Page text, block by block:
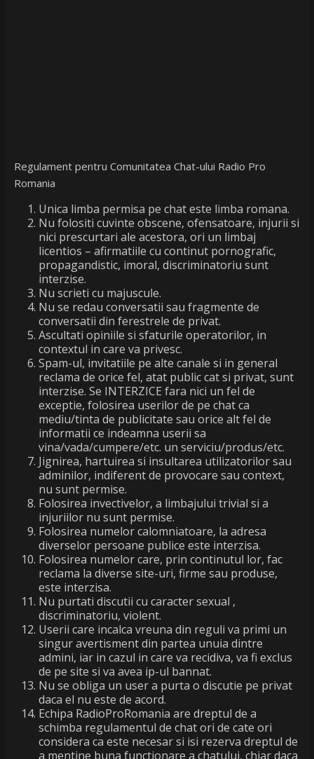
Regulament pentru Comunitatea Chat-ului Radio Pro
Romania
Unica limba permisa pe chat este limba romana.
Nu folositi cuvinte obscene, ofensatoare, injurii si
nici prescurtari ale acestora, ori un limbaj
licentios – afirmatiile cu continut pornografic,
propagandistic, imoral, discriminatoriu sunt
interzise.
Nu scrieti cu majuscule.
Nu se redau conversatii sau fragmente de
conversatii din ferestrele de privat.
Ascultati opiniile si sfaturile operatorilor, in
contextul in care va privesc.
Spam-ul, invitatiile pe alte canale si in general
reclama de orice fel, atat public cat si privat, sunt
interzise. Se INTERZICE fara nici un fel de
exceptie, folosirea userilor de pe chat ca
mediu/tinta de publicitate sau orice alt fel de
informatii ce indeamna userii sa
vina/vada/cumpere/etc. un serviciu/produs/etc.
Jignirea, hartuirea si insultarea utilizatorilor sau
adminilor, indiferent de provocare sau context,
nu sunt permise.
Folosirea invectivelor, a limbajului trivial si a
injuriilor nu sunt permise.
Folosirea numelor calomniatoare, la adresa
diverselor persoane publice este interzisa.
Folosirea numelor care, prin continutul lor, fac
reclama la diverse site-uri, firme sau produse,
este interzisa.
Nu purtati discutii cu caracter sexual ,
discriminatoriu, violent.
Userii care incalca vreuna din reguli va primi un
singur avertisment din partea unuia dintre
admini, iar in cazul in care va recidiva, va fi exclus
de pe site si va avea ip-ul bannat.
Nu se obliga un user a purta o discutie pe privat
daca el nu este de acord.
Echipa RadioProRomania are dreptul de a
schimba regulamentul de chat ori de cate ori
considera ca este necesar si isi rezerva dreptul de
a mentine buna functionare a chatului, chiar daca